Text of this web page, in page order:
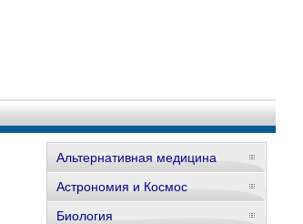
Альтернативная медицина
Астрономия и Космос
Биология